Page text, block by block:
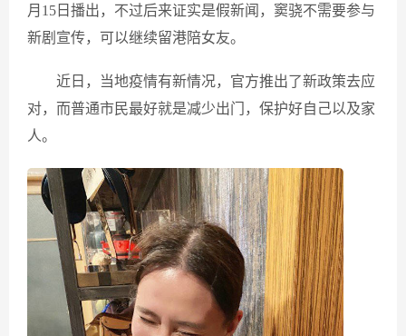
月15日播出，不过后来证实是假新闻，窦骁不需要参与
新剧宣传，可以继续留港陪女友。
近日，当地疫情有新情况，官方推出了新政策去应
对，而普通市民最好就是减少出门，保护好自己以及家
人。